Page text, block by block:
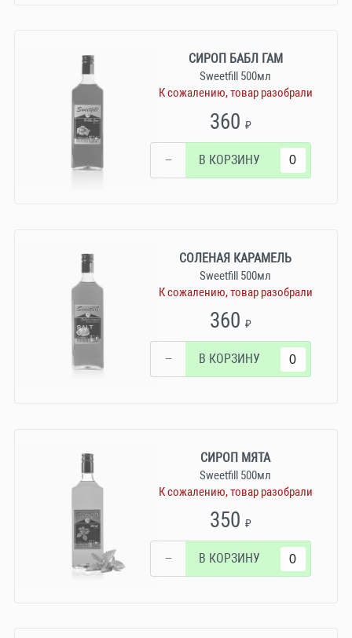
СИРОП БАБЛ ГАМ
Sweetfill 500мл
К сожалению, товар разобрали
360₽
− В КОРЗИНУ
СОЛЕНАЯ КАРАМЕЛЬ
Sweetfill 500мл
К сожалению, товар разобрали
360₽
− В КОРЗИНУ
СИРОП МЯТА
Sweetfill 500мл
К сожалению, товар разобрали
350₽
− В КОРЗИНУ